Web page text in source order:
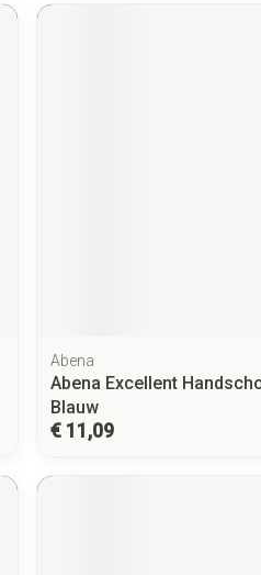
Abena
Abena Excellent
Blauw
€ 11,09